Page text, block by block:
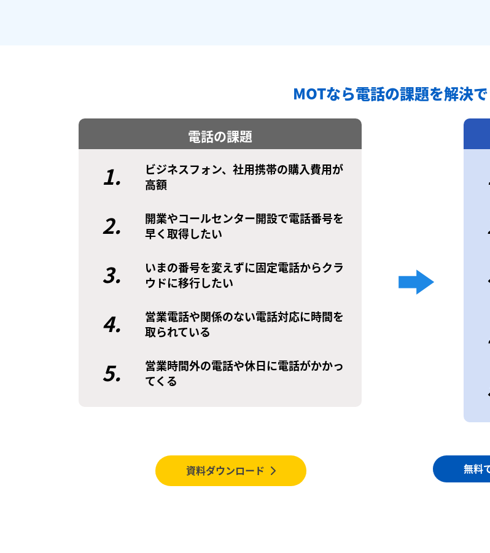
MOTなら電話の課題を解決
電話の課題
1.
ビジネスフォン、社用携帯の購入費用が
高額
2.
開業やコールセンター開設で電話番号を
早く取得したい
3.
いまの番号を変えずに固定電話からクラ
ウドに移行したい
4.
営業電話や関係のない電話対応に時間を
取られている
5.
営業時間外の電話や休日に電話がかかっ
てくる
無料
資料ダウンロード